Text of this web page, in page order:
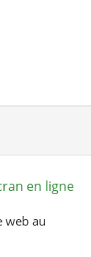
en ligne
web au